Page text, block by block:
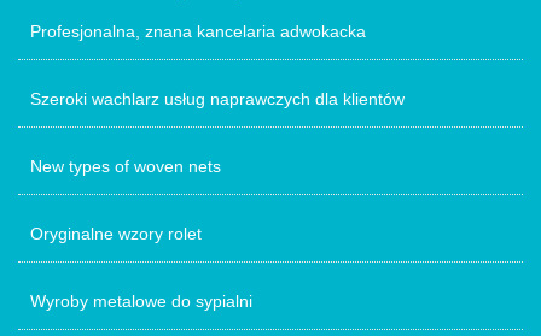
Profesjonalna, znana kancelaria adwokacka
Szeroki wachlarz usług naprawczych dla klientów
New types of woven nets
Oryginalne wzory rolet
Wyroby metalowe do sypialni